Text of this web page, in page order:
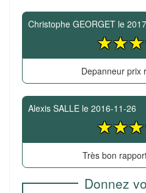
Christophe GEORGET le
Depanneur prix
Alexis SALLE le 2016-11-26
Très bon
Donnez